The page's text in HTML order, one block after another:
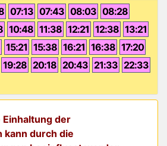
07:13 07:43 08:03 08:28
10:48 11:38 12:21 12:38 13:21
15:21 15:38 16:21 16:38 17:20
19:28 20:18 20:43 21:33 22:33
Einhaltung der
durch die